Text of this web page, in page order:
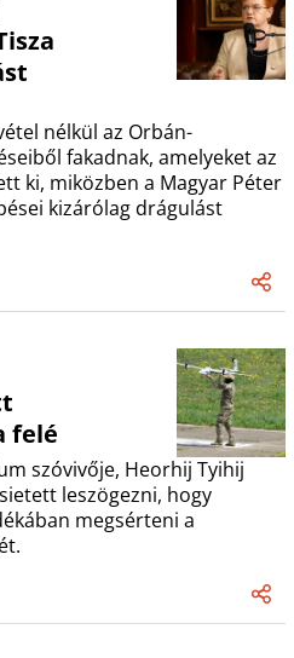
nélkül az Orbán-
fakadnak, amelyeket az
ki, miközben a Magyar Péter
kizárólag drágulást
felé
szóvivője, Heorhij Tyihij
leszögezni, hogy
megsérteni a